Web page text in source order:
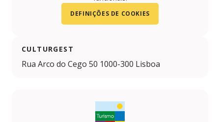
DEFINIÇÕES DE COOKIES
CULTURGEST
Rua Arco do Cego 50 1000-300 Lisboa